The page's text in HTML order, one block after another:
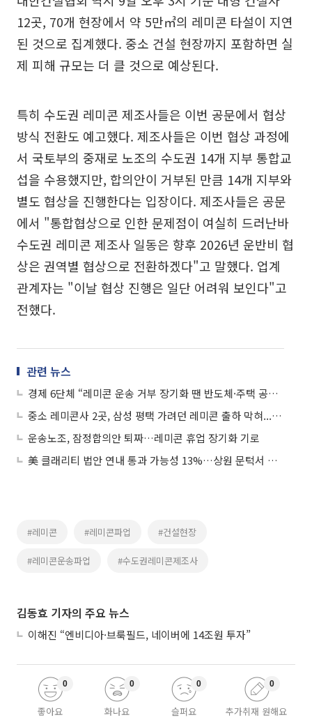
12곳, 70개 현장에서 약 5만㎥의 레미콘 타설이 지연
된 것으로 집계했다. 중소 건설 현장까지 포함하면 실
제 피해 규모는 더 클 것으로 예상된다.
특히 수도권 레미콘 제조사들은 이번 공문에서 협상
방식 전환도 예고했다. 제조사들은 이번 협상 과정에
서 국토부의 중재로 노조의 수도권 14개 지부 통합교
섭을 수용했지만, 합의안이 거부된 만큼 14개 지부와
별도 협상을 진행한다는 입장이다. 제조사들은 공문
에서 "통합협상으로 인한 문제점이 여실히 드러난바
수도권 레미콘 제조사 일동은 향후 2026년 운반비 협
상은 권역별 협상으로 전환하겠다"고 말했다. 업계
관계자는 "이날 협상 진행은 일단 어려워 보인다"고
전했다.
관련 뉴스
경제 6단체 “레미콘 운송 거부 장기화 땐 반도체·주택 공사 차질”
중소 레미콘사 2곳, 삼성 평택 가려던 레미콘 출하 막혀...파업 장기화 국면
운송노조, 잠정합의안 퇴짜…레미콘 휴업 장기화 기로
美 클래리티 법안 연내 통과 가능성 13%…상원 문턱서 제동
#레미콘 #레미콘파업 #건설현장
#레미콘운송파업 #수도권레미콘제조사
김동효 기자의 주요 뉴스
이해진 “엔비디아·브룩필드, 네이버에 14조원 투자”
좋아요
0
화나요
0
슬퍼요
0
추가취재 원해요
0